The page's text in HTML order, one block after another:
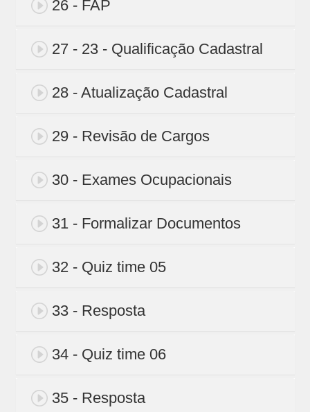
26 - FAP
27 - 23 - Qualificação Cadastral
28 - Atualização Cadastral
29 - Revisão de Cargos
30 - Exames Ocupacionais
31 - Formalizar Documentos
32 - Quiz time 05
33 - Resposta
34 - Quiz time 06
35 - Resposta